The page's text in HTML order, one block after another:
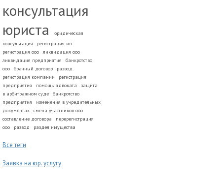
консультация
юриста
юридическая
консультация
регистрация ип
регистрация ооо
ликвидация ооо
ликвидация предприятия
банкротство
ооо
брачный договор
развод.
регистрация компании
регистрация
предприятия
помощь адвоката
защита
в арбитражном суде
банкротство
предприятия
изменения в учредительных
документах
смена участников ооо
составление договора
перерегистрация
ооо
развод раздел имущества
Все теги
Заявка на юр. услугу